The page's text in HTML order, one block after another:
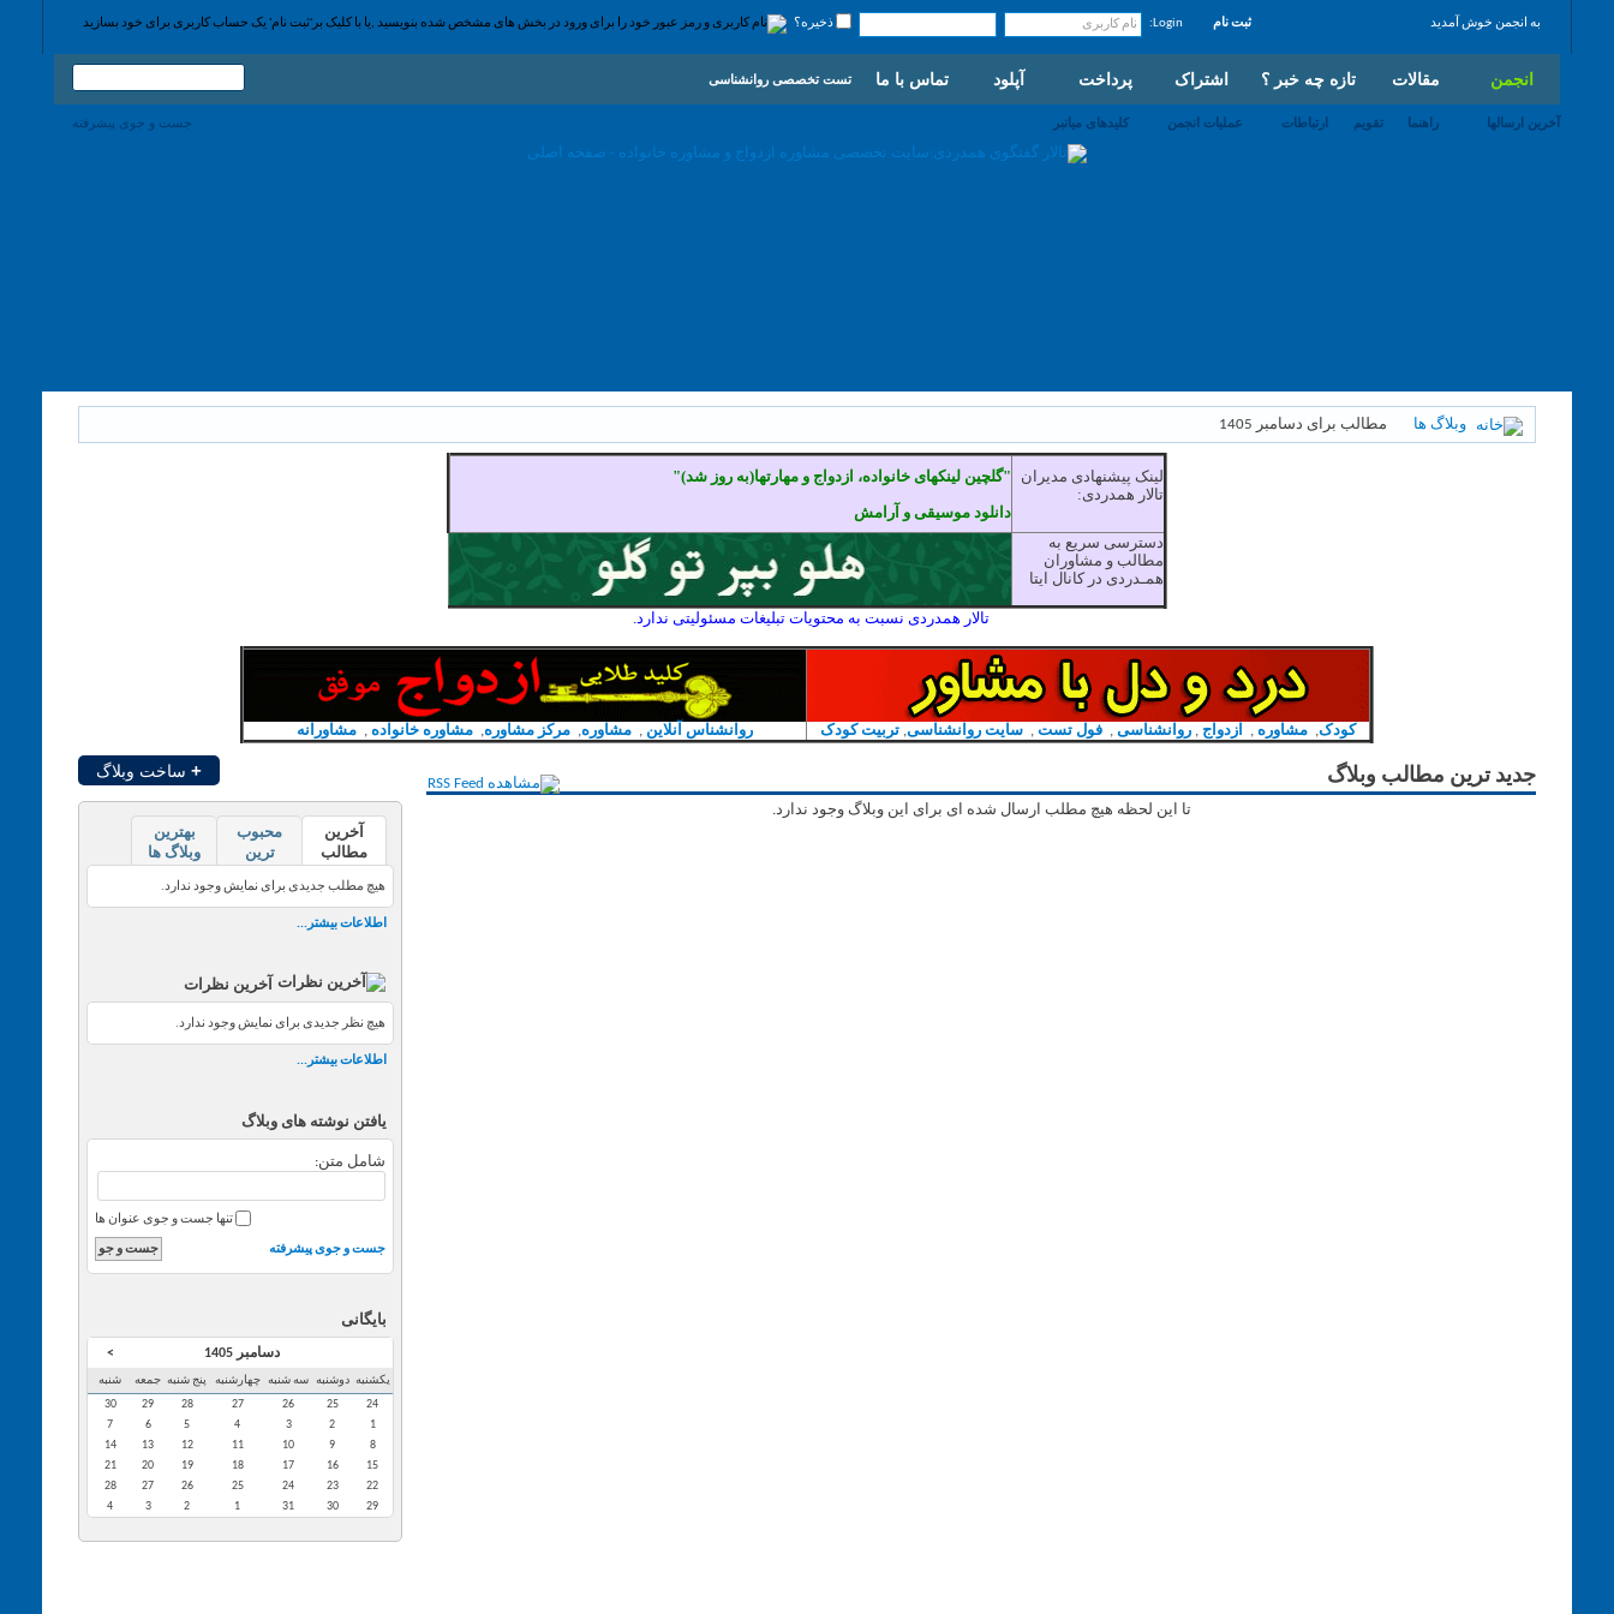
به انجمن خوش آمدید ثبت نام Login: ذخیره؟
انجمن
آخرین ارسالها راهنما تقویم ارتباطات عملیات انجمن کلیدهای میانبر
مقالات تازه چه خبر ؟ اشتراک پرداخت آپلود تماس با ما تست تخصصی روانشناسی
جست و جوی پیشرفته
وبلاگ ها مطالب برای دسامبر 1405
لینک پیشنهادی مدیران
تالار همدردی:
"گلچین لینکهای خانواده، ازدواج و مهارتها(به روز شد)"
دانلود موسیقی و آرامش
دسترسی سریع به
مطالب و مشاوران
همـدردی در کانال ایتا
تالار همدردی نسبت به محتویات تبلیغات مسئولیتی ندارد.
کودک, مشاوره , ازدواج , روانشناسی , فول تست , سایت روانشناسی, تربیت کودک روانشناس آنلاین , مشاوره, مرکز مشاوره, مشاوره خانواده , مشاورانه
جدید ترین مطالب وبلاگ
تا این لحظه هیچ مطلب ارسال شده ای برای این وبلاگ وجود ندارد.
+ ساخت وبلاگ
آخرین
مطالب
محبوب
ترین
بهترین
وبلاگ ها
هیچ مطلب جدیدی برای نمایش وجود ندارد.
اطلاعات بیشتر...
آخرین نظرات
هیچ نظر جدیدی برای نمایش وجود ندارد.
اطلاعات بیشتر...
یافتن نوشته های وبلاگ
شامل متن:
تنها جست و جوی عنوان ها
جست و جوی پیشرفته
بایگانی
دسامبر 1405 >
یکشنبه دوشنبه سه شنبه چهارشنبه پنج شنبه جمعه شنبه
24
25
26
27
28
29
30
1
2
3
4
5
6
7
8
9
10
11
12
13
14
15
16
17
18
19
20
21
22
23
24
25
26
27
28
29
30
31
1
2
3
4